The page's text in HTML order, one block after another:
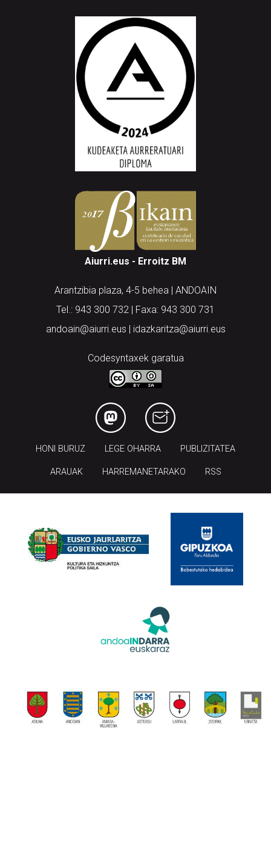
Aiurri.eus - Erroitz BM
Arantzibia plaza, 4-5 behea | ANDOAIN
Tel.: 943 300 732 | Faxa: 943 300 731
andoain@aiurri.eus | idazkaritza@aiurri.eus
Codesyntaxek garatua
HONI BURUZ LEGE OHARRA PUBLIZITATEA
ARAUAK HARREMANETARAKO RSS